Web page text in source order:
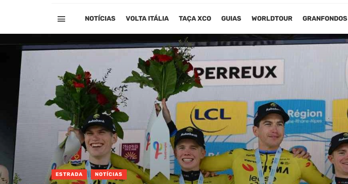
NOTÍCIAS VOLTA ITÁLIA TAÇA XCO GUIAS WORLDTOUR GRANFONDOS
ESTRADA NOTÍCIAS